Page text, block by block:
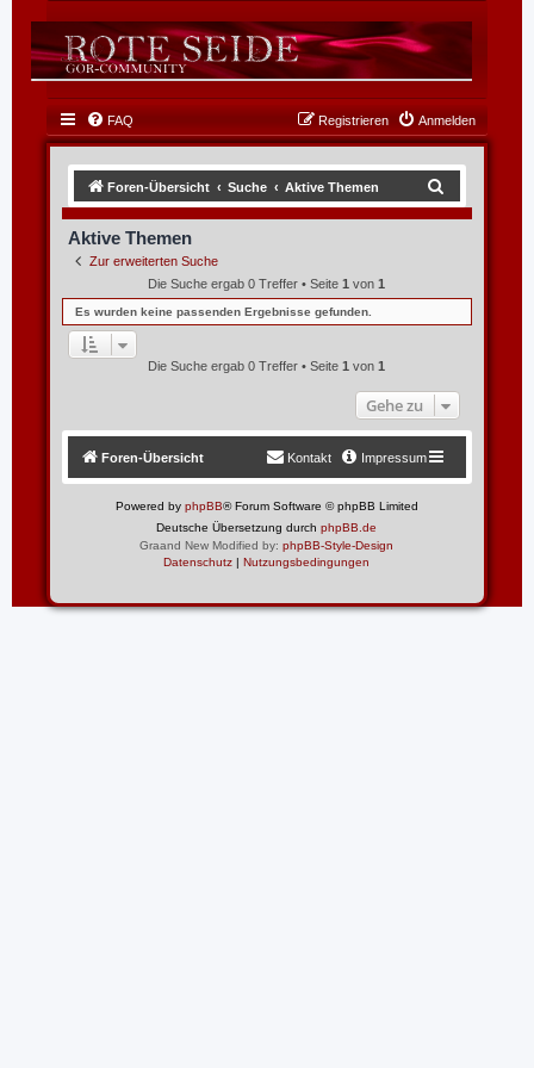
FAQ Anmelden
Registrieren
Foren-Übersicht Suche Aktive Themen
e
Aktive Themen
Zur erweiterten Suche
Die Suche ergab 0 Treffer • Seite1 von1
Es wurden keine passenden Ergebnisse gefunden.
Die Suche ergab 0 Treffer • Seite1 von1
Gehe zu
Foren-Übersicht Impressum
Kontakt
Powered by phpBB® Forum Software © phpBB Limited
Deutsche Übersetzung durchphpBB.de
Graand New Modified by:phpBB-Style-Design
Datenschutz |Nutzungsbedingungen